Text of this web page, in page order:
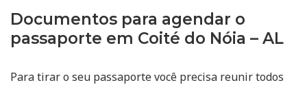
Documentos para agendar o
passaporte em Coité do Nóia – AL
Para tirar o seu passaporte você precisa reunir todos